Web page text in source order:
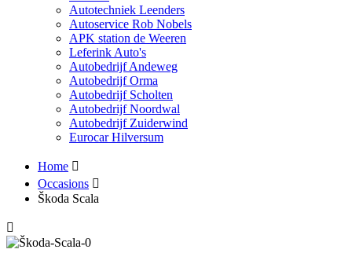
Autotechniek Leenders
Autoservice Rob Nobels
APK station de Weeren
Leferink Auto's
Autobedrijf Andeweg
Autobedrijf Orma
Autobedrijf Scholten
Autobedrijf Noordwal
Autobedrijf Zuiderwind
Eurocar Hilversum
Home
Occasions
Škoda Scala